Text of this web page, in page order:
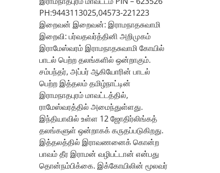
PH:9443113025,04573-221223
இறைவன் இறைவன்: இராமநாதசுவாமி
இறைவி: பர்வதவர்த்தினி அறிமுகம்
இராமேஸ்வரம் இராமநாதசுவாமி கோயில்
பாடல் பெற்ற தலங்களில் ஒன்றாகும்.
சம்பந்தர், அப்பர் ஆகியோரின் பாடல்
பெற்ற இத்தலம் தமிழ்நாட்டின்
இராமநாதபுரம் மாவட்டத்தில்,
ராமேஸ்வரத்தில் அமைந்துள்ளது.
இந்தியாவில் உள்ள 12 ஜோதிர்லிங்கத்
தலங்களுள் ஒன்றாகக் கருதப்படுகிறது.
இத்தலத்தில் இராவணனைக் கொன்ற
பாவம் தீர இராமன் வழிபட்டான் என்பது
தொன்நம்பிக்கை. இக்கோயிலின் மூலவர்